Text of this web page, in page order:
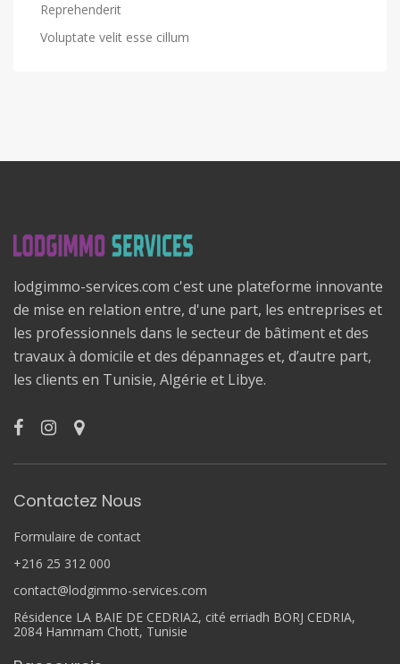
Reprehenderit
Voluptate velit esse cillum
lodgimmo-services.com c'est une plateforme innovante
de mise en relation entre, d'une part, les entreprises et
les professionnels dans le secteur de bâtiment et des
travaux à domicile et des dépannages et, d’autre part,
les clients en Tunisie, Algérie et Libye.
Contactez Nous
Formulaire de contact
+216 25 312 000
contact@lodgimmo-services.com
Résidence LA BAIE DE CEDRIA2, cité erriadh BORJ CEDRIA,
2084 Hammam Chott, Tunisie